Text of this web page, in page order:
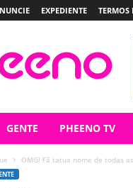
EXPEDIENTE TERMOS
GENTE PHEENO TV
OMG! Fã tatua nome de todas